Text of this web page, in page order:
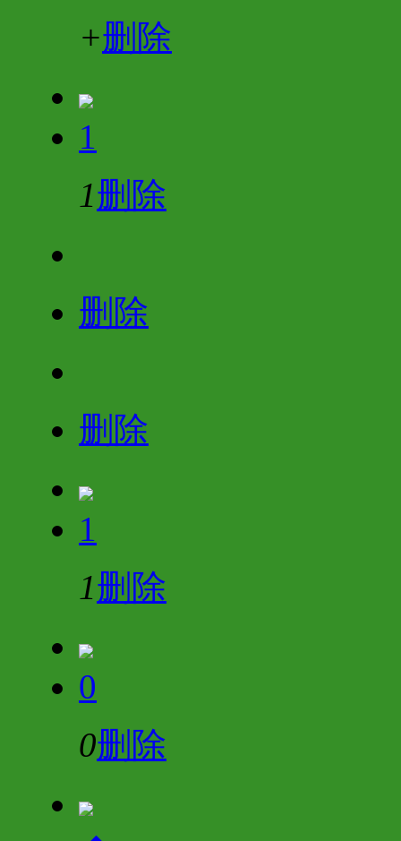
+删除
1
1删除
删除
删除
1
1删除
0
0删除